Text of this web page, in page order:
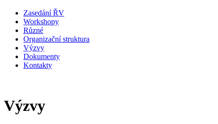
Zasedání ŘV
Workshopy
Různé
Organizační struktura
Výzvy
Dokumenty
Kontakty
Výzvy